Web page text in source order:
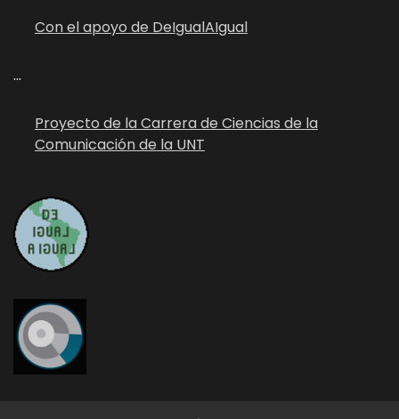
Con el apoyo de DeIgualAIgual
...
Proyecto de la Carrera de Ciencias de la
Comunicación de la UNT